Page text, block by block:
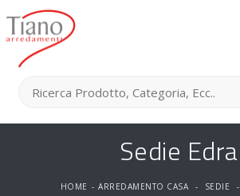
Sedie Edra
HOME - ARREDAMENTO CASA - SEDIE -